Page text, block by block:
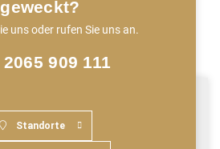
geweckt?
uns oder rufen Sie uns an.
2065 909 111
Standorte